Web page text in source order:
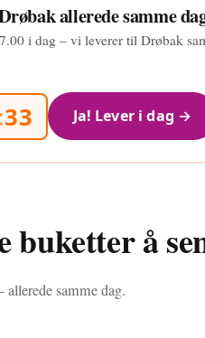
allerede samme
i dag – vi leverer til Drøbak
32 Ja! Lever i dag →
buketter å
samme dag.